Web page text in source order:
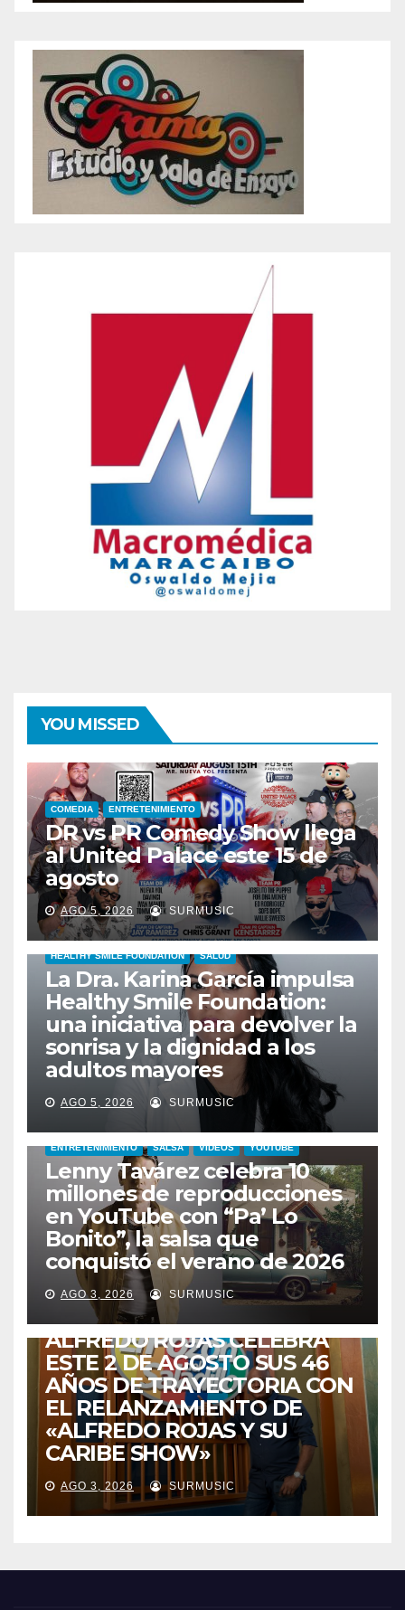
YOU MISSED
COMEDIA ENTRETENIMIENTO
DR vs PR Comedy Show llega
al United Palace este 15 de
agosto
AGO 5, 2026 SURMUSIC
HEALTHY SMILE FOUNDATION SALUD
La Dra. Karina García impulsa
Healthy Smile Foundation:
una iniciativa para devolver la
sonrisa y la dignidad a los
adultos mayores
AGO 5, 2026 SURMUSIC
ENTRETENIMIENTO SALSA VIDEOS YOUTUBE
Lenny Tavárez celebra 10
millones de reproducciones
en YouTube con “Pa’ Lo
Bonito”, la salsa que
conquistó el verano de 2026
AGO 3, 2026 SURMUSIC
CABIMAS ENTRETENIMIENTO TALENTO ZULIANO
VENEZUELA
DE VUELTA A CASA:
ALFREDO ROJAS CELEBRA
ESTE 2 DE AGOSTO SUS 46
AÑOS DE TRAYECTORIA CON
EL RELANZAMIENTO DE
«ALFREDO ROJAS Y SU
CARIBE SHOW»
AGO 3, 2026 SURMUSIC